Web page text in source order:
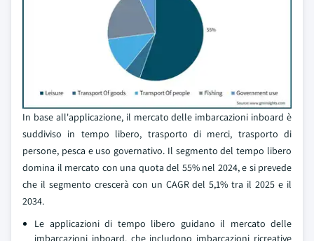
In base all'applicazione, il mercato delle imbarcazioni inboard è
suddiviso in tempo libero, trasporto di merci, trasporto di
persone, pesca e uso governativo. Il segmento del tempo libero
domina il mercato con una quota del 55% nel 2024, e si prevede
che il segmento crescerà con un CAGR del 5,1% tra il 2025 e il
2034.
Le applicazioni di tempo libero guidano il mercato delle
imbarcazioni inboard, che includono imbarcazioni ricreative